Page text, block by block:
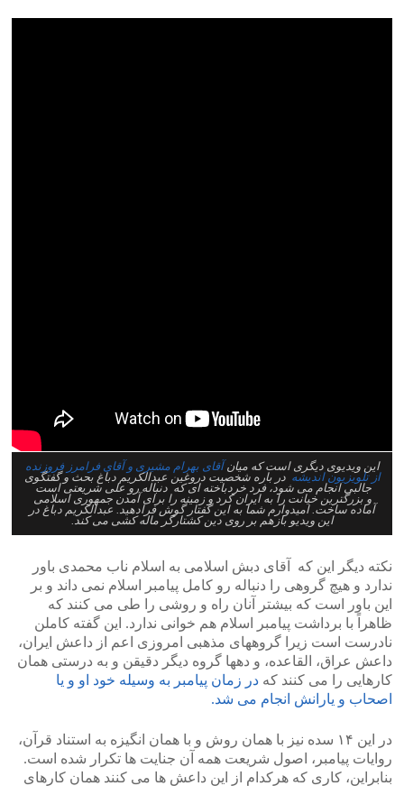
این ویدیوی دیگری است که میان آقای بهرام مشیری و آقای فرامرز فروزنده
از تلویزیون اندیشه در باره شخصیت دروغین عبدالکریم دباغ بحث و گفتگوی
جالبی انجام می شود، فرد خردباخته ای که دنباله رو علی شریعتی است
و بزرگترین خیانت را به ایران کرد و زمینه را برای آمدن جمهوری اسلامی
آماده ساخت. امیدوارم شما به این گفتار گوش فرادهید. عبدالکریم دباغ در
این ویدیو بازهم بر روی دین کشتارگر ماله کشی می کند.
نکته دیگر این که آقای دبش اسلامی به اسلام ناب محمدی باور
ندارد و هیچ گروهی را دنباله رو کامل پیامبر اسلام نمی داند و بر
این باور است که بیشتر آنان راه و روشی را طی می کنند که
ظاهراً با برداشت پیامبر اسلام هم خوانی ندارد. این گفته کاملن
نادرست است زیرا گروههای مذهبی امروزی اعم از داعش ایران،
داعش عراق، القاعده، و دهها گروه دیگر دقیقن و به درستی همان
کارهایی را می کنند که در زمان پیامبر به وسیله خود او و یا
اصحاب و یارانش انجام می شد.
در این ۱۴ سده نیز با همان روش و با همان انگیزه به استناد قرآن،
روایات پیامبر، اصول شریعت همه آن جنایت ها تکرار شده است.
بنابراین، کاری که هرکدام از این داعش ها می کنند همان کارهای